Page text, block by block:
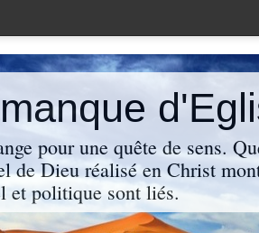
pour une quête de sens.
de Dieu réalisé en Christ
et politique sont liés.